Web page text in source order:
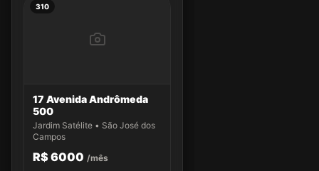
310
17 Avenida Andrômeda
500
Jardim Satélite • São José dos
Campos
R$ 6000 /mês